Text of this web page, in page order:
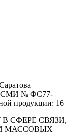
СМИ № ФС77-
продукции: 16+
СФЕРЕ СВЯЗИ,
МАССОВЫХ